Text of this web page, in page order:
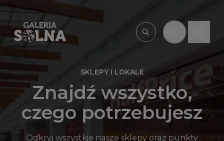
Przejdź do treści
Wpisz, czego
SKLEPY I LOKALE
Znajdź wszystko,
czego potrzebujesz
Odkryj wszystkie nasze sklepy oraz punkty